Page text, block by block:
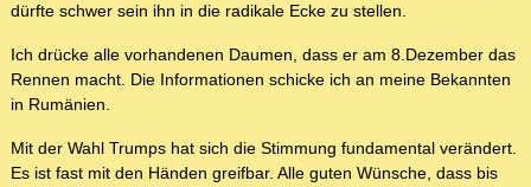
dürfte schwer sein ihn in die radikale Ecke zu stellen.
Ich drücke alle vorhandenen Daumen, dass er am 8.Dezember das
Rennen macht. Die Informationen schicke ich an meine Bekannten
in Rumänien.
Mit der Wahl Trumps hat sich die Stimmung fundamental verändert.
Es ist fast mit den Händen greifbar. Alle guten Wünsche, dass bis